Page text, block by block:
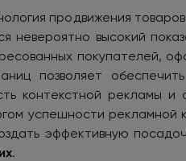
продвижения
невероятно высокий
покупателей,
позволяет
контекстной рекламы и
успешности рекламной
эффективную
.